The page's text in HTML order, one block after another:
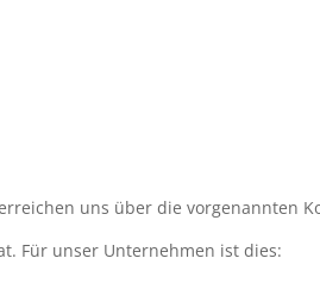
uns über die vorgenannten
Für unser Unternehmen ist dies: